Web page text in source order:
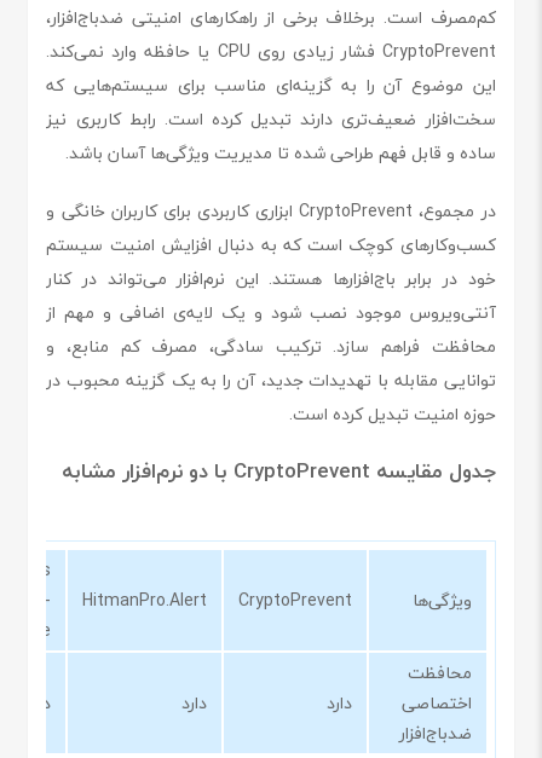
کم‌مصرف است. برخلاف برخی از راهکارهای امنیتی ضدباج‌افزار،
CryptoPrevent فشار زیادی روی CPU یا حافظه وارد نمی‌کند.
این موضوع آن را به گزینه‌ای مناسب برای سیستم‌هایی که
سخت‌افزار ضعیف‌تری دارند تبدیل کرده است. رابط کاربری نیز
ساده و قابل فهم طراحی شده تا مدیریت ویژگی‌ها آسان باشد.
در مجموع، CryptoPrevent ابزاری کاربردی برای کاربران خانگی و
کسب‌وکارهای کوچک است که به دنبال افزایش امنیت سیستم
خود در برابر باج‌افزارها هستند. این نرم‌افزار می‌تواند در کنار
آنتی‌ویروس موجود نصب شود و یک لایه‌ی اضافی و مهم از
محافظت فراهم سازد. ترکیب سادگی، مصرف کم منابع، و
توانایی مقابله با تهدیدات جدید، آن را به یک گزینه محبوب در
حوزه امنیت تبدیل کرده است.
جدول مقایسه CryptoPrevent با دو نرم‌افزار مشابه
ویژگی‌ها CryptoPrevent
HitmanPro.Alert
Anti-
محافظت
اختصاصی
ضدباج‌افزار
دارد دارد دارد